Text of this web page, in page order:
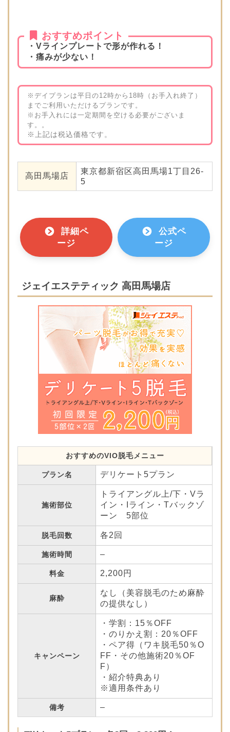
おすすめポイント
・Vラインプレートで形が作れる！
・痛みが少ない！
※デイプランは平日の12時から18時（お手入れ終了）
までご利用いただけるプランです。
※お手入れには一定期間を空ける必要がございま
す。。
※上記は税込価格です。
高田馬場店
東京都新宿区高田馬場1丁目26-
5
詳細ペ
ージ
公式ペ
ージ
ジェイエステティック 高田馬場店
おすすめのVIO脱毛メニュー
プラン名 デリケート5プラン
施術部位
トライアングル上/下・Vラ
イン・Iライン・Tバックゾ
ーン 5部位
脱毛回数 各2回
施術時間 –
料金 2,200円
麻酔
なし（美容脱毛のため麻酔
の提供なし）
キャンペーン
・学割：15％OFF
・のりかえ割：20％OFF
・ペア得（ワキ脱毛50％O
FF・その他施術20％OF
F）
・紹介特典あり
※適用条件あり
備考 –